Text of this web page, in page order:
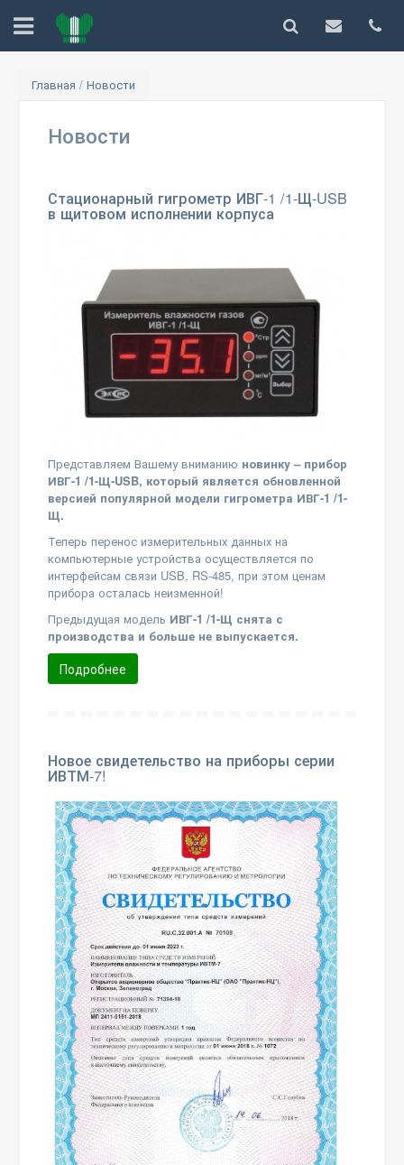
Главная / Новости
Новости
Стационарный гигрометр ИВГ-1 /1-Щ-USB
в щитовом исполнении корпуса
Представляем Вашему вниманию новинку – прибор
ИВГ-1 /1-Щ-USB, который является обновленной
версией популярной модели гигрометра ИВГ-1 /1-
Щ.
Теперь перенос измерительных данных на
компьютерные устройства осуществляется по
интерфейсам связи USB, RS-485, при этом ценам
прибора осталась неизменной!
Предыдущая модель ИВГ-1 /1-Щ снята с
производства и больше не выпускается.
Подробнее
Новое свидетельство на приборы серии
ИВТМ-7!